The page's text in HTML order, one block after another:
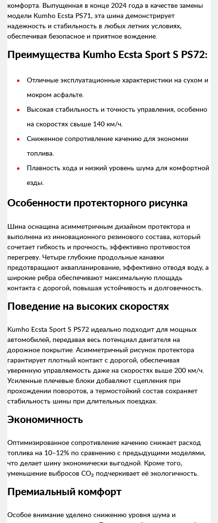
комфорта. Выпущенная в конце 2024 года в качестве замены
модели Kumho Ecsta PS71, эта шина демонстрирует
надежность и стабильность в любых летних условиях,
обеспечивая безопасное и приятное вождение.
Преимущества Kumho Ecsta Sport S PS72:
Отличные эксплуатационные характеристики на сухом и
мокром асфальте.
Высокая стабильность и точность управления, особенно
на скоростях свыше 140 км/ч.
Сниженное сопротивление качению для экономии
топлива.
Плавность хода и низкий уровень шума для комфортной
езды.
Особенности протекторного рисунка
Шина оснащена асимметричным дизайном протектора и
выполнена из инновационного резинового состава, который
сочетает гибкость и прочность, эффективно противостоя
перегреву. Четыре глубокие продольные канавки
предотвращают аквапланирование, эффективно отводя воду, а
широкие ребра обеспечивают максимальную площадь
контакта с дорогой, повышая устойчивость и долговечность.
Поведение на высоких скоростях
Kumho Ecsta Sport S PS72 идеально подходит для мощных
автомобилей, передавая весь потенциал двигателя на
дорожное покрытие. Асимметричный рисунок протектора
гарантирует плотный контакт с дорогой, обеспечивая
уверенную управляемость даже на скоростях выше 200 км/ч.
Усиленные плечевые блоки добавляют сцепления при
прохождении поворотов, а термостойкий состав сохраняет
стабильность шины при длительных поездках.
Экономичность
Оптимизированное сопротивление качению снижает расход
топлива на 10–12% по сравнению с предыдущими моделями,
что делает шину экономически выгодной. Кроме того,
уменьшение выбросов CO₂ подчеркивает её экологичность.
Премиальный комфорт
Особое внимание уделено снижению уровня шума и